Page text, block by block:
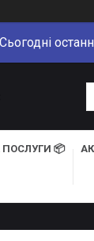
Сьогодні
📦